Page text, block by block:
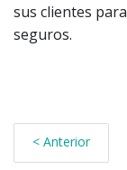
sus clientes
seguros.
< Anterior